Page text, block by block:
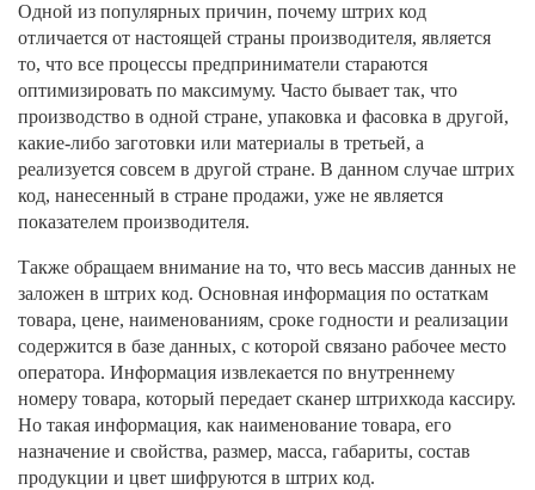
Одной из популярных причин, почему штрих код
отличается от настоящей страны производителя, является
то, что все процессы предприниматели стараются
оптимизировать по максимуму. Часто бывает так, что
производство в одной стране, упаковка и фасовка в другой,
какие-либо заготовки или материалы в третьей, а
реализуется совсем в другой стране. В данном случае штрих
код, нанесенный в стране продажи, уже не является
показателем производителя.
Также обращаем внимание на то, что весь массив данных не
заложен в штрих код. Основная информация по остаткам
товара, цене, наименованиям, сроке годности и реализации
содержится в базе данных, с которой связано рабочее место
оператора. Информация извлекается по внутреннему
номеру товара, который передает сканер штрихкода кассиру.
Но такая информация, как наименование товара, его
назначение и свойства, размер, масса, габариты, состав
продукции и цвет шифруются в штрих код.